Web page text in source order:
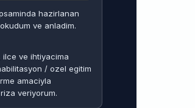
hazirlanan
ve anladim.
ilce ve ihtiyacima
/ ozel egitim
amaciyla
veriyorum.